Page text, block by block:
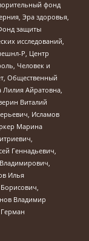
фонд
Эра здоровья,
защиты
исследований,
Р, Центр
Человек и
Общественный
Айратовна,
Виталий
Исламов
Марина
Геннадьевич,
Илья
Владимир